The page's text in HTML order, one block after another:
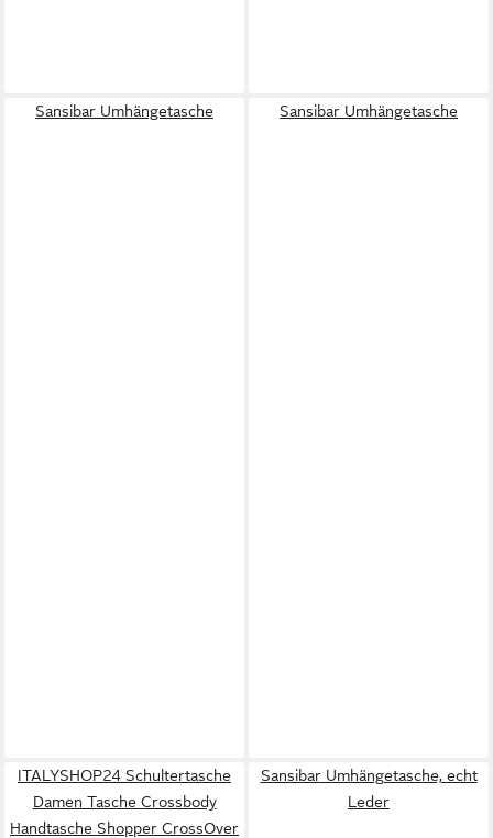
Sansibar Umhängetasche Sansibar Umhängetasche
ITALYSHOP24 Schultertasche
Damen Tasche Crossbody
Handtasche Shopper CrossOver
Sansibar Umhängetasche, echt
Leder